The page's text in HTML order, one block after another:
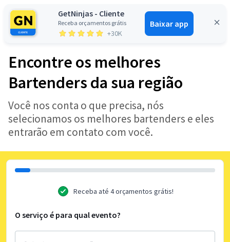
GetNinjas - Cliente
Receba orçamentos grátis
+30K
Baixar app
Entrar
Encontre os melhores
Bartenders da sua região
Você nos conta o que precisa, nós
selecionamos os melhores bartenders e eles
entrarão em contato com você.
Receba até 4 orçamentos grátis!
O serviço é para qual evento?